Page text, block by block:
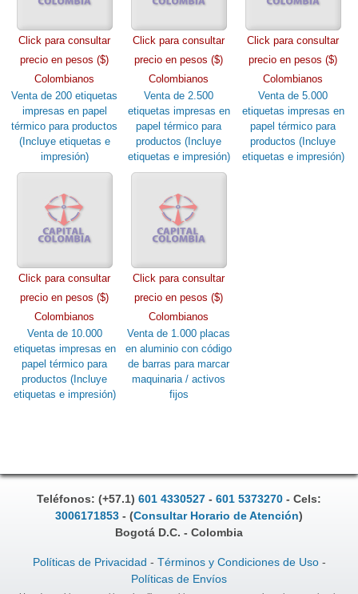
Click para consultar
precio en pesos ($)
Colombianos
Venta de 200 etiquetas
impresas en papel
térmico para productos
(Incluye etiquetas e
impresión)
Click para consultar
precio en pesos ($)
Colombianos
Venta de 2.500
etiquetas impresas en
papel térmico para
productos (Incluye
etiquetas e impresión)
Click para consultar
precio en pesos ($)
Colombianos
Venta de 5.000
etiquetas impresas en
papel térmico para
productos (Incluye
etiquetas e impresión)
Click para consultar
precio en pesos ($)
Colombianos
Venta de 10.000
etiquetas impresas en
papel térmico para
productos (Incluye
etiquetas e impresión)
Click para consultar
precio en pesos ($)
Colombianos
Venta de 1.000 placas
en aluminio con código
de barras para marcar
maquinaria / activos
fijos
Teléfonos: (+57.1) 601 4330527 - 601 5373270 - Cels:
3006171853 - (Consultar Horario de Atención)
Bogotá D.C. - Colombia
Políticas de Privacidad - Términos y Condiciones de Uso-
Políticas de Envíos